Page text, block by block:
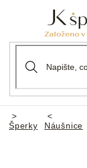
Domů
Šperky Náušnice